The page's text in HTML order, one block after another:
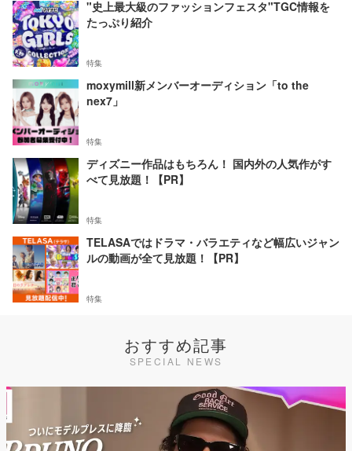
"史上最大級のファッションフェスタ"TGC情報を
たっぷり紹介
特集
moxymill新メンバーオーディション「to the
nex7」
特集
ディズニー作品はもちろん！ 国内外の人気作がす
べて見放題！【PR】
特集
TELASAではドラマ・バラエティなど幅広いジャン
ルの動画が全て見放題！【PR】
特集
おすすめ記事
SPECIAL NEWS